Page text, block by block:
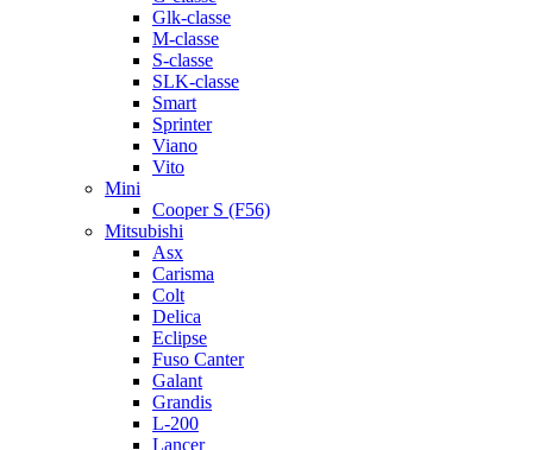
Glk-classe
M-classe
S-classe
SLK-classe
Smart
Sprinter
Viano
Vito
Mini
Cooper S (F56)
Mitsubishi
Asx
Carisma
Colt
Delica
Eclipse
Fuso Canter
Galant
Grandis
L-200
Lancer